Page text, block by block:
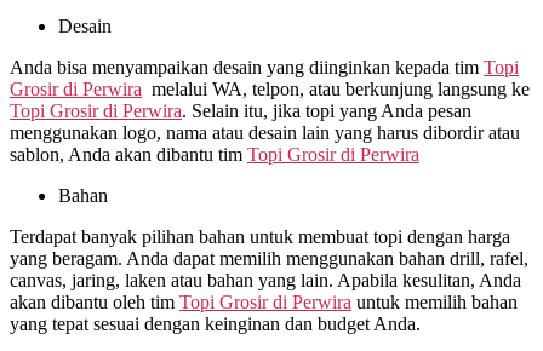
Desain
Anda bisa menyampaikan desain yang diinginkan kepada tim Topi
Grosir di Perwira melalui WA, telpon, atau berkunjung langsung ke
Topi Grosir di Perwira. Selain itu, jika topi yang Anda pesan
menggunakan logo, nama atau desain lain yang harus dibordir atau
sablon, Anda akan dibantu tim Topi Grosir di Perwira
Bahan
Terdapat banyak pilihan bahan untuk membuat topi dengan harga
yang beragam. Anda dapat memilih menggunakan bahan drill, rafel,
canvas, jaring, laken atau bahan yang lain. Apabila kesulitan, Anda
akan dibantu oleh tim Topi Grosir di Perwira untuk memilih bahan
yang tepat sesuai dengan keinginan dan budget Anda.